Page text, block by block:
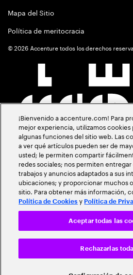
Mapa del Sitio
Política de meritocracia
©2026 Accenture todos los derechos
¡Bienvenido a accenture.com! Para
mejor experiencia, utilizamos cookies
algunas funciones del sitio web. Las
a ver qué artículos pueden ser de
usted; le permiten compartir
redes sociales; nos permiten
trabajos y anuncios adaptados a sus
ubicaciones; y proporcionar muchos
sitio. Para obtener más información,
Política de Cookies y Política de
Rechazarlas
Aceptar todas las